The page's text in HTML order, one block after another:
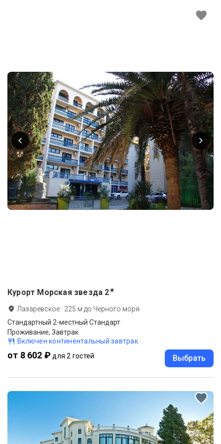
Курорт Морская звезда 2★
Лазаревское · 225 м до Черного моря
Стандартный 2-местный Стандарт
Проживание, Завтрак
Включен континентальный завтрак
от 8 602 ₽ для 2 гостей Выбрать